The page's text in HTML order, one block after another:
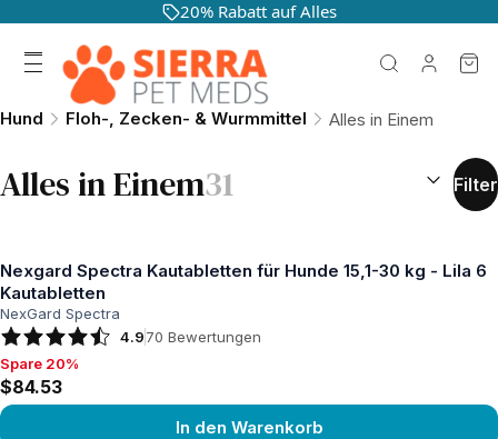
20% Rabatt auf Alles
Hund Floh-, Zecken- & Wurmmittel Alles in Einem
Alles in Einem31 Filter
Nexgard Spectra Kautabletten für Hunde 15,1-30 kg - Lila 6
Kautabletten
NexGard Spectra
4.970 Bewertungen
Spare 20%, $84.53
Spare 20%
$84.53
In den Warenkorb